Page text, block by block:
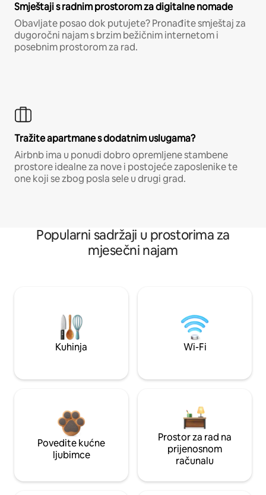
Smještaji s radnim prostorom za digitalne nomade
Obavljate posao dok putujete? Pronađite smještaj za
dugoročni najam s brzim bežičnim internetom i
posebnim prostorom za rad.
Tražite apartmane s dodatnim uslugama?
Airbnb ima u ponudi dobro opremljene stambene
prostore idealne za nove i postojeće zaposlenike te
one koji se zbog posla sele u drugi grad.
Popularni sadržaji u prostorima za
mjesečni najam
Kuhinja Wi-Fi
Povedite kućne
ljubimce
Prostor za rad na
prijenosnom
računalu